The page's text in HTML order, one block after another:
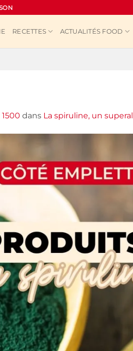
RECETTES ACTUALITÉS FOOD
dans La spiruline, un